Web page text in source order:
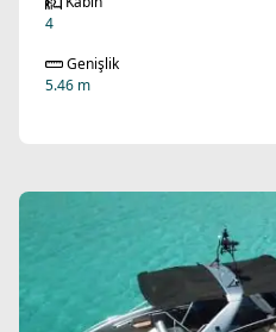
4
Genişlik
5.46 m